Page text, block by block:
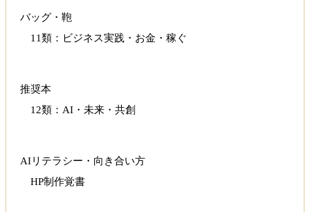
バッグ・鞄
11類：ビジネス実践・お金・稼ぐ
推奨本
12類：AI・未来・共創
AIリテラシー・向き合い方
HP制作覚書